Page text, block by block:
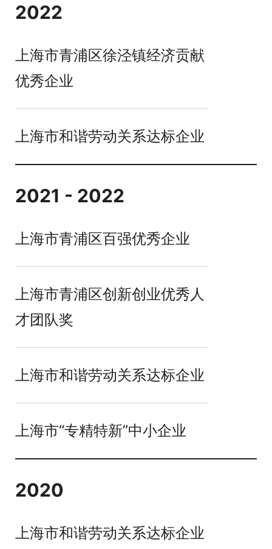
2022
上海市青浦区徐泾镇经济贡献
优秀企业
上海市和谐劳动关系达标企业
2021 - 2022
上海市青浦区百强优秀企业
上海市青浦区创新创业优秀人
才团队奖
上海市和谐劳动关系达标企业
上海市“专精特新”中小企业
2020
上海市和谐劳动关系达标企业